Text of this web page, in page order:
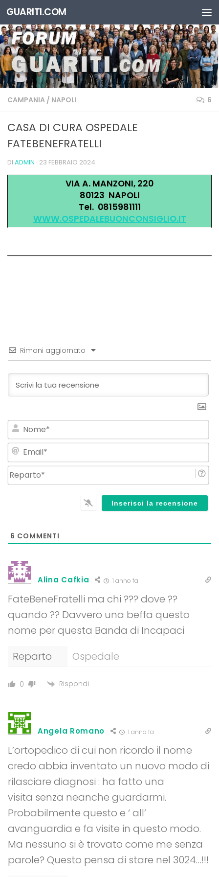
Salta al contenuto
GUARITI.COM
CAMPANIA / NAPOLI 6
CASA DI CURA OSPEDALE
FATEBENEFRATELLI
DI ADMIN · 23 FEBBRAIO 2024
VIA A. MANZONI, 220
80123 NAPOLI
Tel. 0815981111
WWW.OSPEDALEBUONCONSIGLIO.IT
Rimani aggiornato
6 COMMENTI
Alina Cafkia 1 anno fa
FateBeneFratelli ma chi ??? dove ??
quando ?? Davvero una beffa questo
nome per questa Banda di Incapaci
Reparto
Ospedale
0 Rispondi
Angela Romano 1 anno fa
L’ortopedico di cui non ricordo il nome
credo abbia inventato un nuovo modo di
rilasciare diagnosi : ha fatto una
visita senza neanche guardarmi.
Probabilmente questo e ‘ all’
avanguardia e fa visite in questo modo.
Ma nessuno si è trovato come me senza
parole? Questo pensa di stare nel 3024…!!!